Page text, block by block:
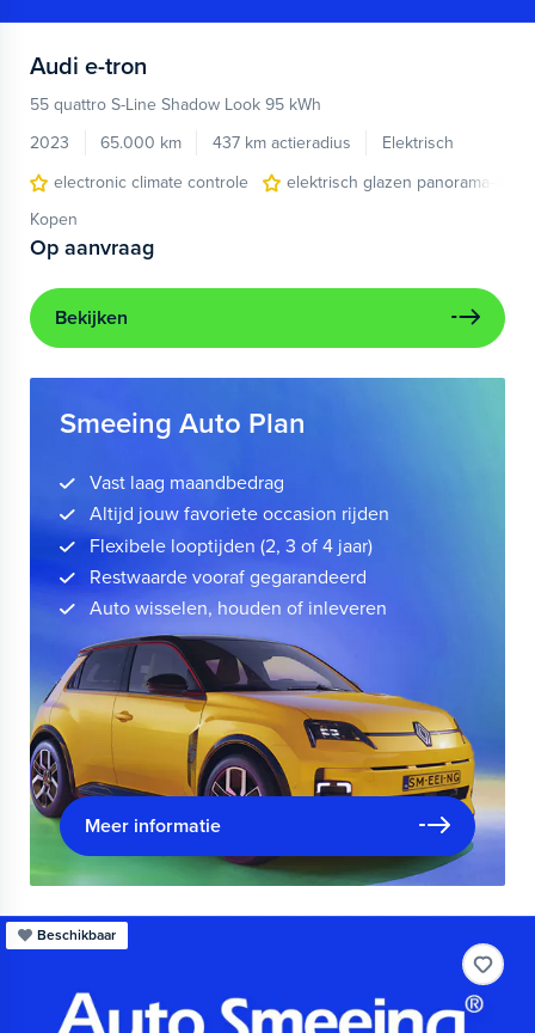
Audi e-tron
55 quattro S-Line Shadow Look 95 kWh
2023
65.000 km 437 km actieradius
Elektrisch
electronic climate controle
elektrisch glazen panorama-dak
Kopen
Op aanvraag
Bekijken
Smeeing Auto Plan
Vast laag maandbedrag
Altijd jouw favoriete occasion rijden
Flexibele looptijden (2, 3 of 4 jaar)
Restwaarde vooraf gegarandeerd
Auto wisselen, houden of inleveren
Meer informatie
Beschikbaar